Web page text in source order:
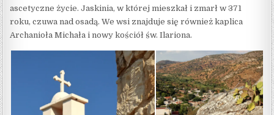
ascetyczne życie. Jaskinia, w której mieszkał i zmarł w 371
roku, czuwa nad osadą. We wsi znajduje się również kaplica
Archanioła Michała i nowy kościół św. Ilariona.